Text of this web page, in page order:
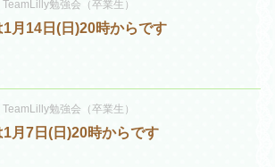
TeamLilly勉強会（卒業生）
月14日(日)20時からです
TeamLilly勉強会（卒業生）
月7日(日)20時からです